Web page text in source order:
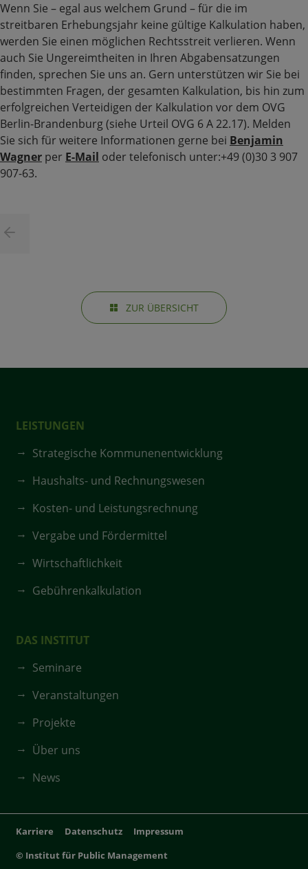
Wenn Sie – egal aus welchem Grund – für die im
streitbaren Erhebungsjahr keine gültige Kalkulation haben,
werden Sie einen möglichen Rechtsstreit verlieren. Wenn
auch Sie Ungereimtheiten in Ihren Abgabensatzungen
finden, sprechen Sie uns an. Gern unterstützen wir Sie bei
bestimmten Fragen, der gesamten Kalkulation, bis hin zum
erfolgreichen Verteidigen der Kalkulation vor dem OVG
Berlin-Brandenburg (siehe Urteil OVG 6 A 22.17). Melden
Sie sich für weitere Informationen gerne bei Benjamin
Wagner per E-Mail oder telefonisch unter:+49 (0)30 3 907
907-63.
ZUR ÜBERSICHT
LEISTUNGEN
Strategische Kommunenentwicklung
Haushalts- und Rechnungswesen
Kosten- und Leistungsrechnung
Vergabe und Fördermittel
Wirtschaftlichkeit
Gebührenkalkulation
DAS INSTITUT
Seminare
Veranstaltungen
Projekte
Über uns
News
Karriere Datenschutz
Impressum
© Institut für Public Management